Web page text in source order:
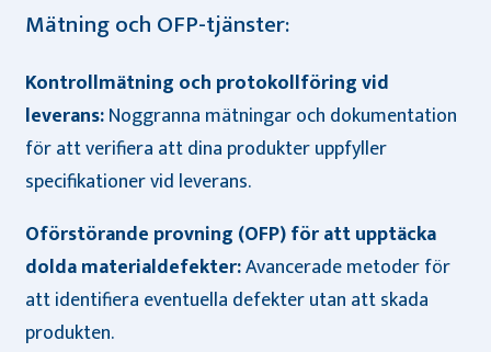
Mätning och OFP-tjänster:
Kontrollmätning och protokollföring vid
leverans:Noggranna mätningar och dokumentation
för att verifiera att dina produkter uppfyller
specifikationer vid leverans.
Oförstörande provning (OFP) för att upptäcka
dolda materialdefekter:Avancerade metoder för
att identifiera eventuella defekter utan att skada
produkten.